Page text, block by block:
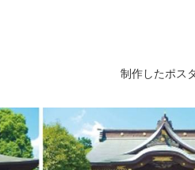
制作したポス